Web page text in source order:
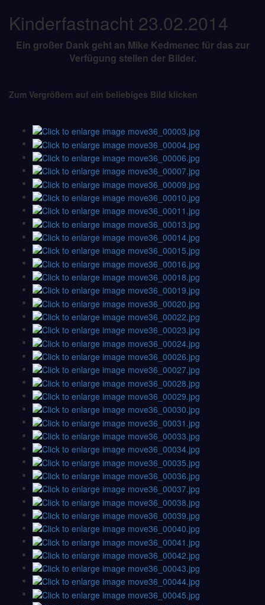
Kinderfastnacht 23.02.2014
Ein großer Dank geht an Mike Kedmenec für das zur
Verfügung stellen der Bilder.
Zum Vergrößern auf ein beliebiges Bild klicken